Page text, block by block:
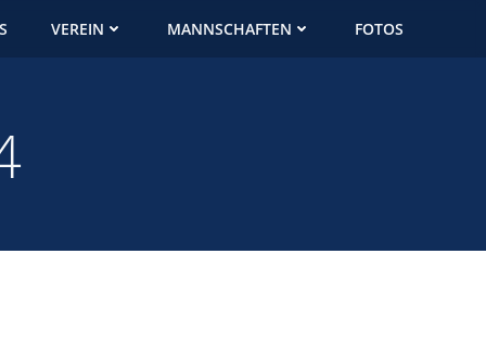
VEREIN MANNSCHAFTEN FOTOS